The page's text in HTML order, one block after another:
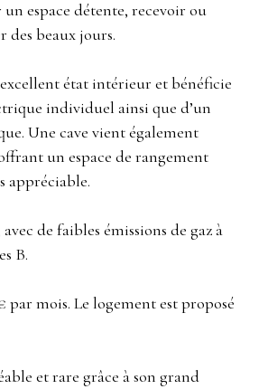
espace détente, recevoir ou
beaux jours.
état intérieur et bénéficie
individuel ainsi que d’un
Une cave vient également
un espace de rangement
appréciable.
avec de faibles émissions de gaz à
B.
par mois. Le logement est proposé
et rare grâce à son grand